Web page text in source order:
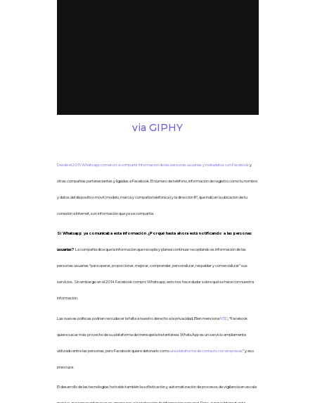
via GIPHY
Desde el 2016 Whatsapp comenzó a compartir información de las personas usuarias y metadatos con Facebooky
otras compañías pertenecientes y ligadas a Facebook. Elnúmero de teléfono, información de registro como tu nombre
y datos del dispositivo móvil (modelo, marca y compañía telefónica) y la dirección IP, que indican la ubicación de tu
conexión a Internet, son información que ya se compartía.
Si Whatsapp ya comunicaba esta información ¿Porqué hasta ahora está notificando a las personas
usuarias? La compañía dice que la información que recopila y planea continuar recopilando es información de las
personas usuarias “para operar, proporcionar, mejorar, comprender, personalizar, respaldar y comercializar” sus
servicios. Sin embargo en el 2014 Facebook compró Whatsapp, esto nos hace dudar sobre qué se hace con nuestra
información.
Las nuevas políticas podrían recrudecer la falta a nuestro derecho a la privacidad. Bien mencionaR3D, “Facebook
quiere sacar más provecho de su plataforma de mensajería instantánea. WhatsApp es un servicio ampliamente
utilizado entre las personas, pero Facebook quiere detonarlo comouna plataforma de contacto con empresas” y eso
preocupa.
El desarrollo de las tecnologías ha traído también la sofisticación y automatización de procesos de vigilancia en escala